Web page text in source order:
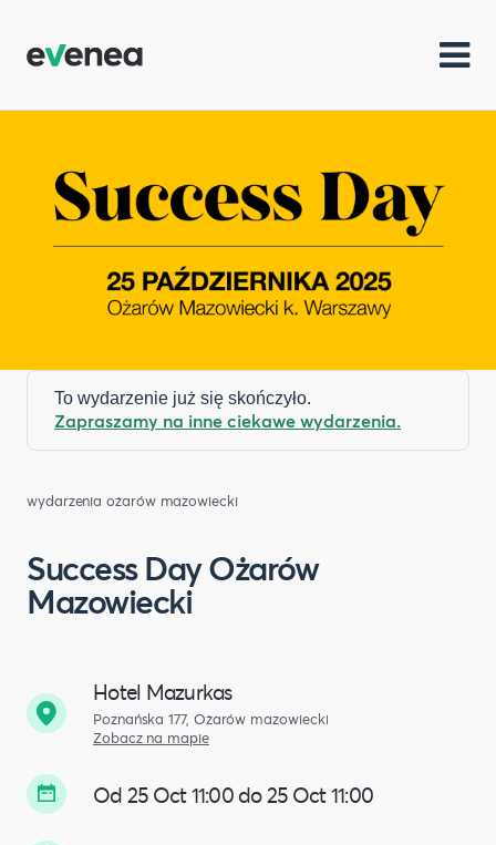
To wydarzenie już się skończyło.
Zapraszamy na inne ciekawe wydarzenia.
wydarzenia ożarów mazowiecki
Success Day Ożarów
Mazowiecki
Hotel Mazurkas
Poznańska 177, Ożarów mazowiecki
Zobacz na mapie
Od 25 Oct 11:00 do 25 Oct 11:00